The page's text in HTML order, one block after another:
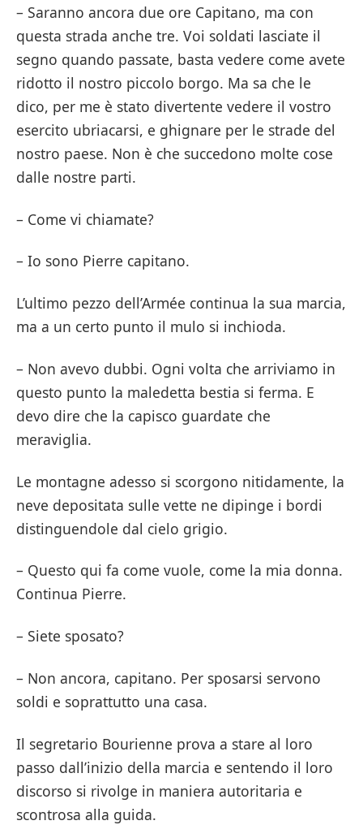
– Saranno ancora due ore Capitano, ma con
questa strada anche tre. Voi soldati lasciate il
segno quando passate, basta vedere come avete
ridotto il nostro piccolo borgo. Ma sa che le
dico, per me è stato divertente vedere il vostro
esercito ubriacarsi, e ghignare per le strade del
nostro paese. Non è che succedono molte cose
dalle nostre parti.
– Come vi chiamate?
– Io sono Pierre capitano.
L’ultimo pezzo dell’Armée continua la sua marcia,
ma a un certo punto il mulo si inchioda.
– Non avevo dubbi. Ogni volta che arriviamo in
questo punto la maledetta bestia si ferma. E
devo dire che la capisco guardate che
meraviglia.
Le montagne adesso si scorgono nitidamente, la
neve depositata sulle vette ne dipinge i bordi
distinguendole dal cielo grigio.
– Questo qui fa come vuole, come la mia donna.
Continua Pierre.
– Siete sposato?
– Non ancora, capitano. Per sposarsi servono
soldi e soprattutto una casa.
Il segretario Bourienne prova a stare al loro
passo dall’inizio della marcia e sentendo il loro
discorso si rivolge in maniera autoritaria e
scontrosa alla guida.